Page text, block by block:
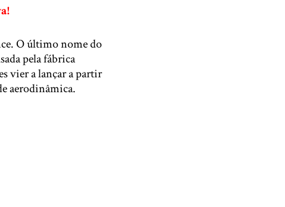
O último nome do
pela fábrica
vier a lançar a partir
aerodinâmica.